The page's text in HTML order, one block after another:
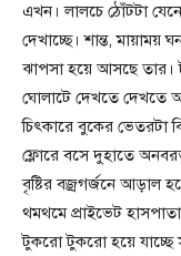
এখন। লালচে ঠোঁটটা
দেখাচ্ছে। শান্ত,
ঝাপসা হয়ে আসছে তার।
ঘোলাটে দেখতে দেখতে
চিৎকারে বুকের ভেতরটা
ফ্লোরে বসে দুহাতে
বৃষ্টির বজ্রগর্জনে আড়াল
থমথমে প্রাইভেট
টুকরো টুকরো হয়ে যাচ্ছে